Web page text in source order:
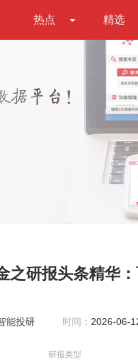
热点 精选
之研报头条精华
能投研 时间： 2026-06-
研报类型